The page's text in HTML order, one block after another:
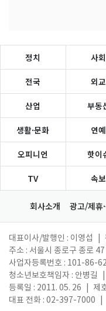
정치 사회
전국 외교
산업 부동
생활·문화 연예
오피니언 핫이
TV 속보
회사소개 광고/제휴
대표이사/발행인 : 이영섭
주소 : 서울시 종로구 종로
사업자등록번호 : 101-86-
청소년보호책임자 : 안병길
등록일 : 2011. 05. 26
제
대표 전화 : 02-397-7000